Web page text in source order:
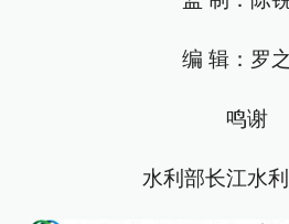
编 辑：罗
鸣谢
水利部长江水